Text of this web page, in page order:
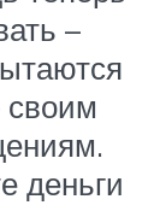
–
своим
деньги